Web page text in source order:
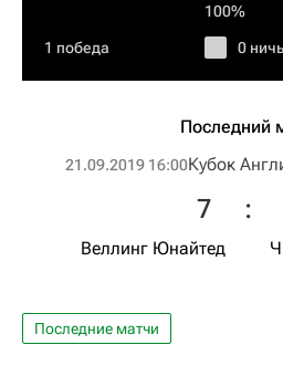
100%
1 победа 0
Последний
21.09.2019 16:00Кубок
Веллинг Юнайтед
7 :
Последние матчи